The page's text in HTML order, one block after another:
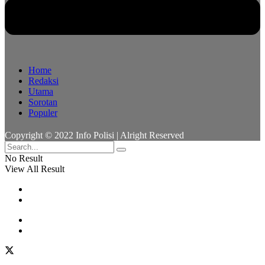
Home
Redaksi
Utama
Sorotan
Populer
Copyright © 2022 Info Polisi | Alright Reserved
No Result
View All Result